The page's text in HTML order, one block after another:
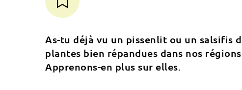
As-tu déjà vu un pissenlit ou un salsifis
plantes bien répandues dans nos
Apprenons-en plus sur elles.